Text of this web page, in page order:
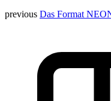
previous Das Format